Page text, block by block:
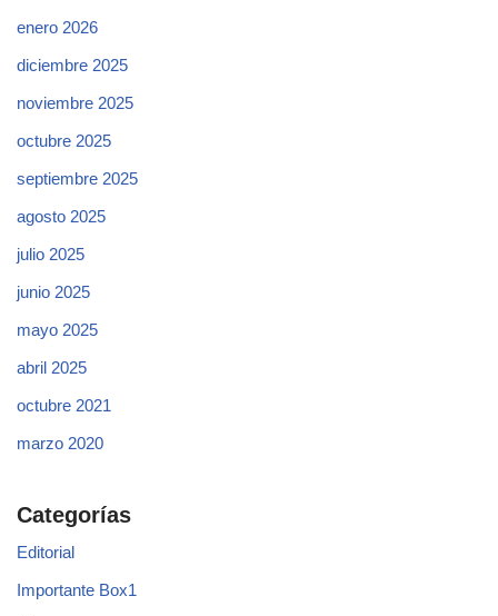
enero 2026
diciembre 2025
noviembre 2025
octubre 2025
septiembre 2025
agosto 2025
julio 2025
junio 2025
mayo 2025
abril 2025
octubre 2021
marzo 2020
Categorías
Editorial
Importante Box1